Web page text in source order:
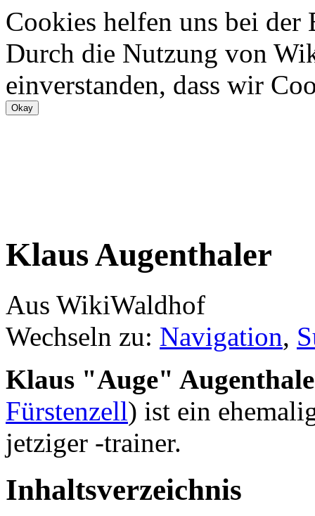
Cookies helfen uns bei
Durch die Nutzung von
einverstanden, dass wir
Klaus Augenthaler
Aus WikiWaldhof
Wechseln zu: Navigation,
Klaus "Auge"
Fürstenzell) ist ein
jetziger -trainer.
Inhaltsverzeichnis